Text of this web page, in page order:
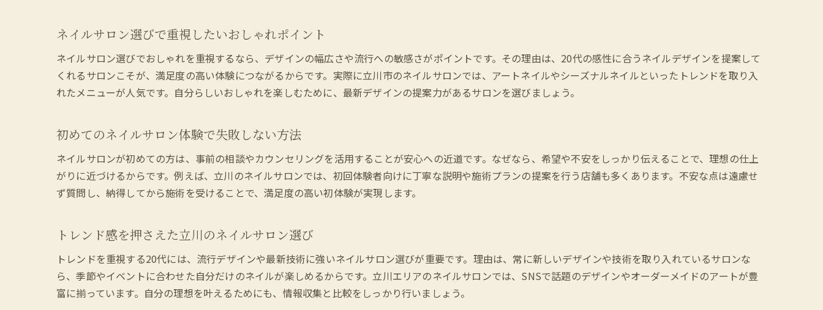
パラジェルが選ばれるネイルサロンの秘密
20代が支持するネイルサロンの共通点とは
立川で話題のネイルサロン最新トレンド紹介
ネイルサロンの頻度と通いやすさの関係
立川ネイルサロンのおすすめポイント紹介
パラジェルを扱うネイルサロンの選び方
人気ネイルサロンで得られる特別な体験
ネイルサロンのサービス内容を比較しよう
ネイルサロン選びで重視したいおしゃれポイント
ネイルサロン選びでおしゃれを重視するなら、デザインの幅広さや流行への敏感さがポイントです。その理由は、20代の感性に合うネイルデザインを提案して
くれるサロンこそが、満足度の高い体験につながるからです。実際に立川市のネイルサロンでは、アートネイルやシーズナルネイルといったトレンドを取り入
れたメニューが人気です。自分らしいおしゃれを楽しむために、最新デザインの提案力があるサロンを選びましょう。
初めてのネイルサロン体験で失敗しない方法
ネイルサロンが初めての方は、事前の相談やカウンセリングを活用することが安心への近道です。なぜなら、希望や不安をしっかり伝えることで、理想の仕上
がりに近づけるからです。例えば、立川のネイルサロンでは、初回体験者向けに丁寧な説明や施術プランの提案を行う店舗も多くあります。不安な点は遠慮せ
ず質問し、納得してから施術を受けることで、満足度の高い初体験が実現します。
トレンド感を押さえた立川のネイルサロン選び
トレンドを重視する20代には、流行デザインや最新技術に強いネイルサロン選びが重要です。理由は、常に新しいデザインや技術を取り入れているサロンな
ら、季節やイベントに合わせた自分だけのネイルが楽しめるからです。立川エリアのネイルサロンでは、SNSで話題のデザインやオーダーメイドのアートが豊
富に揃っています。自分の理想を叶えるためにも、情報収集と比較をしっかり行いましょう。